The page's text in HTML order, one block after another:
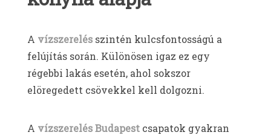
A vízszerelés szintén kulcsfontosságú a
felújítás során. Különösen igaz ez egy
régebbi lakás esetén, ahol sokszor
elöregedett csövekkel kell dolgozni.
A vízszerelés Budapest csapatok gyakran